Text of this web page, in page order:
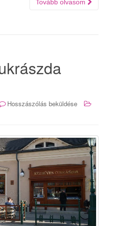
Tovább olvasom
Hosszászólás beküldése